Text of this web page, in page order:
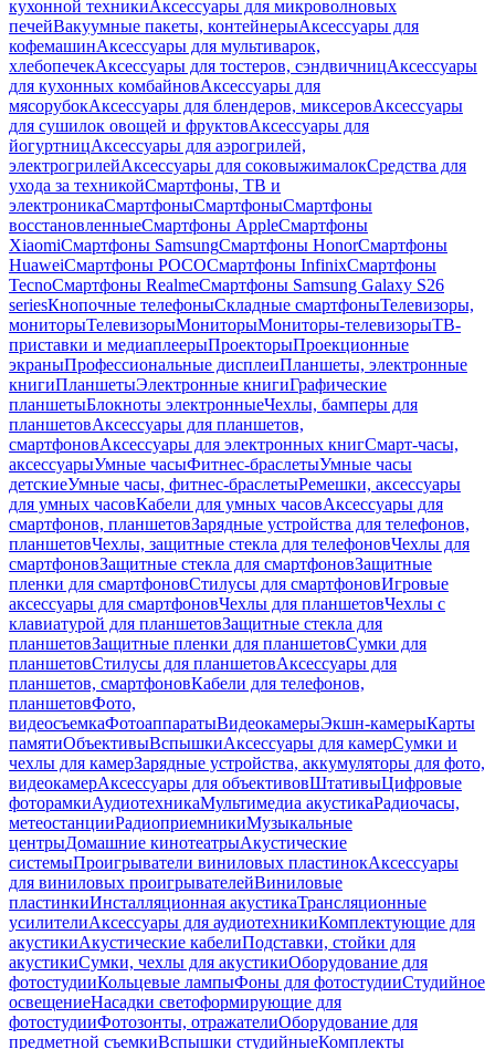
кухонной техникиАксессуары для микроволновых
печейВакуумные пакеты, контейнерыАксессуары для
кофемашинАксессуары для мультиварок,
хлебопечекАксессуары для тостеров, сэндвичницАксессуары
для кухонных комбайновАксессуары для
мясорубокАксессуары для блендеров, миксеровАксессуары
для сушилок овощей и фруктовАксессуары для
йогуртницАксессуары для аэрогрилей,
электрогрилейАксессуары для соковыжималокСредства для
ухода за техникойСмартфоны, ТВ и
электроникаСмартфоныСмартфоныСмартфоны
восстановленныеСмартфоны AppleСмартфоны
XiaomiСмартфоны SamsungСмартфоны HonorСмартфоны
HuaweiСмартфоны POCOСмартфоны InfinixСмартфоны
TecnoСмартфоны RealmeСмартфоны Samsung Galaxy S26
seriesКнопочные телефоныСкладные смартфоныТелевизоры,
мониторыТелевизорыМониторыМониторы-телевизорыТВ-
приставки и медиаплеерыПроекторыПроекционные
экраныПрофессиональные дисплеиПланшеты, электронные
книгиПланшетыЭлектронные книгиГрафические
планшетыБлокноты электронныеЧехлы, бамперы для
планшетовАксессуары для планшетов,
смартфоновАксессуары для электронных книгСмарт-часы,
аксессуарыУмные часыФитнес-браслетыУмные часы
детскиеУмные часы, фитнес-браслетыРемешки, аксессуары
для умных часовКабели для умных часовАксессуары для
смартфонов, планшетовЗарядные устройства для телефонов,
планшетовЧехлы, защитные стекла для телефоновЧехлы для
смартфоновЗащитные стекла для смартфоновЗащитные
пленки для смартфоновСтилусы для смартфоновИгровые
аксессуары для смартфоновЧехлы для планшетовЧехлы с
клавиатурой для планшетовЗащитные стекла для
планшетовЗащитные пленки для планшетовСумки для
планшетовСтилусы для планшетовАксессуары для
планшетов, смартфоновКабели для телефонов,
планшетовФото,
видеосъемкаФотоаппаратыВидеокамерыЭкшн-камерыКарты
памятиОбъективыВспышкиАксессуары для камерСумки и
чехлы для камерЗарядные устройства, аккумуляторы для фото,
видеокамерАксессуары для объективовШтативыЦифровые
фоторамкиАудиотехникаМультимедиа акустикаРадиочасы,
метеостанцииРадиоприемникиМузыкальные
центрыДомашние кинотеатрыАкустические
системыПроигрыватели виниловых пластинокАксессуары
для виниловых проигрывателейВиниловые
пластинкиИнсталляционная акустикаТрансляционные
усилителиАксессуары для аудиотехникиКомплектующие для
акустикиАкустические кабелиПодставки, стойки для
акустикиСумки, чехлы для акустикиОборудование для
фотостудииКольцевые лампыФоны для фотостудииСтудийное
освещениеНасадки светоформирующие для
фотостудииФотозонты, отражателиОборудование для
предметной съемкиВспышки студийныеКомплекты